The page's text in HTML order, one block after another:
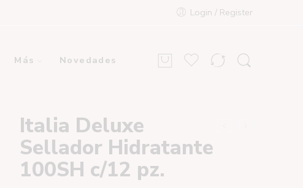
Login / Register
Más Novedades
Italia Deluxe
Sellador Hidratante
100SH c/12 pz.